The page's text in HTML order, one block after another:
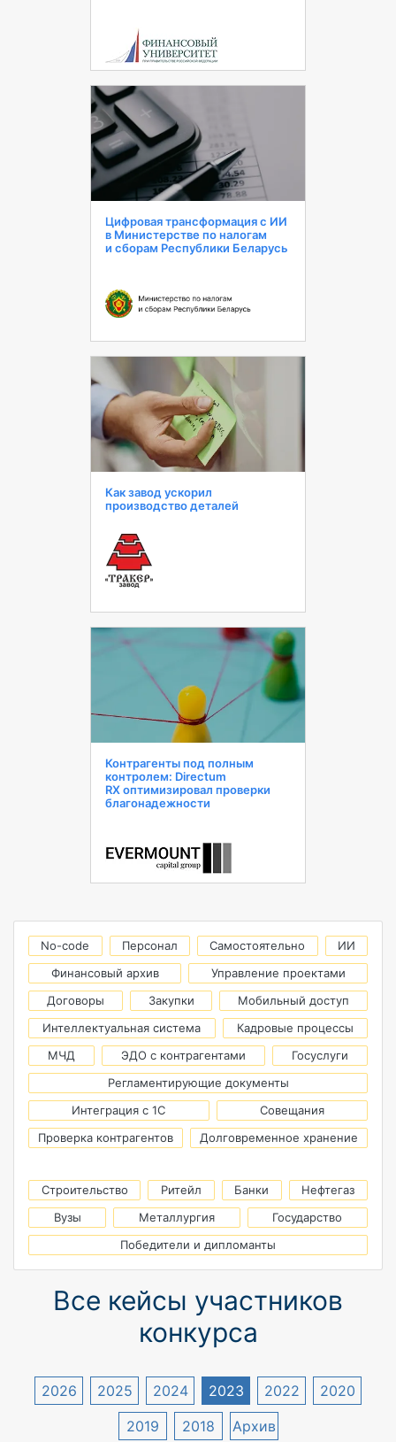
Цифровая трансформация с ИИ
в Министерстве по налогам
и сборам Республики Беларусь
Как завод ускорил
производство деталей
Контрагенты под полным
контролем: Directum
RX оптимизировал проверки
благонадежности
No-code Персонал Самостоятельно
ИИ
Финансовый архив
Управление проектами
Договоры
Закупки
Мобильный доступ
Интеллектуальная система
Кадровые процессы
МЧД
ЭДО с контрагентами
Госуслуги
Регламентирующие документы
Интеграция с 1С
Совещания
Проверка контрагентов
Долговременное хранение
Строительство Ритейл Банки
Нефтегаз
Вузы
Металлургия
Государство
Победители и дипломанты
Все кейсы участников
конкурса
2026 2025 2024 2023 2022
2020
2019
2018 Архив